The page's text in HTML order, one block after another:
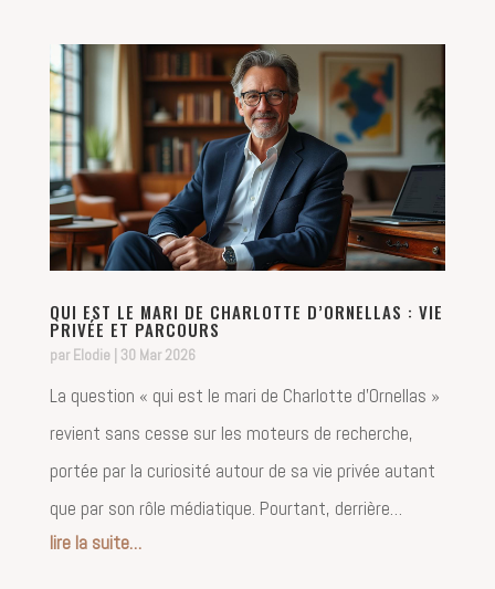
QUI EST LE MARI DE CHARLOTTE D’ORNELLAS : VIE
PRIVÉE ET PARCOURS
par Elodie| 30 Mar 2026
La question « qui est le mari de Charlotte d’Ornellas »
revient sans cesse sur les moteurs de recherche,
portée par la curiosité autour de sa vie privée autant
que par son rôle médiatique. Pourtant, derrière…
lire la suite…